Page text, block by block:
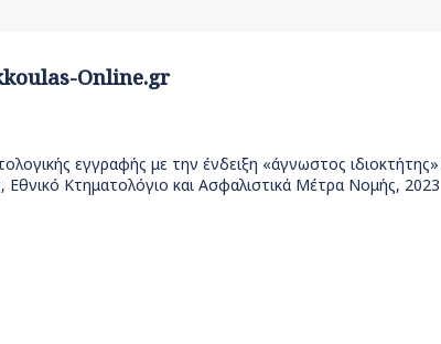
Online.gr
εγγραφής με την ένδειξη «άγνωστος
Κτηματολόγιο και Ασφαλιστικά Μέτρα Νομής, 2023